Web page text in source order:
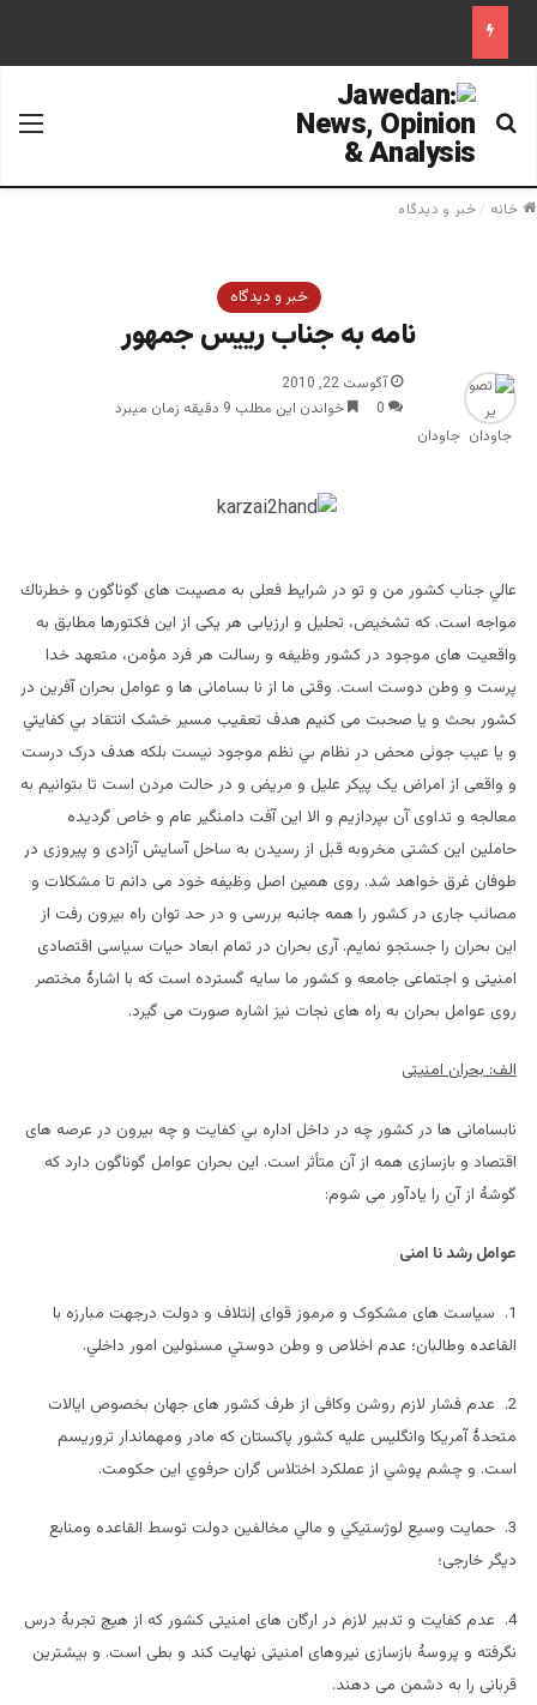
جستجو برای
خانه /خبر و دیدگاه
خبر و دیدگاه
نامه به جناب رييس جمهور
جاودان
آگوست 22, 2010
0
خواندن این مطلب 9 دقیقه زمان میبرد
عالي جناب کشور من و تو در شرایط فعلی به مصیبت های گوناگون و خطرناك
مواجه است. که تشخیص، تحلیل و ارزیابی هر یکی از این فکتورها مطابق به
واقعیت های موجود در کشور وظیفه و رسالت هر فرد مؤمن، متعهد خدا
پرست و وطن دوست است. وقتی ما از نا بسامانی ها و عوامل بحران آفرین در
کشور بحث و یا صحبت می کنیم هدف تعقیب مسیر خشک انتقاد بي كفايتي
و یا عیب جوئی محض در نظام بي نظم موجود نیست بلکه هدف درک درست
و واقعی از امراض یک پیکر علیل و مریض و در حالت مردن است تا بتوانیم به
معالجه و تداوی آن بپردازیم و الا این آفت دامنگیر عام و خاص گردیده
حاملین این کشتی مخروبه قبل از رسیدن به ساحل آسایش آزادی و پیروزی در
طوفان غرق خواهد شد. روی همین اصل وظيفه خود می دانم تا مشکلات و
مصائب جاری در کشور را همه جانبه بررسی و در حد توان راه بیرون رفت از
این بحران را جستجو نمایم. آری بحران در تمام ابعاد حیات سیاسی اقتصادی
امنیتی و اجتماعی جامعه و کشور ما سایه گسترده است که با اشارۀ مختصر
روی عوامل بحران به راه های نجات نیز اشاره صورت می گیرد.
الف: بحران امنیتی
نابسامانی ها در کشور چه در داخل اداره بي كفايت و چه بیرون در عرصه های
اقتصاد و بازسازی همه از آن متأثر است. این بحران عوامل گوناگون دارد که
گوشۀ از آن را یادآور می شوم:
عوامل رشد نا امنی
1. سیاست های مشکوک و مرموز قوای إئتلاف و دولت درجهت مبارزه با
القاعده وطالبان؛ عدم اخلاص و وطن دوستي مسئولين امور داخلي.
2. عدم فشار لازم روشن وکافی از طرف کشور های جهان بخصوص ایالات
متحدۀ آمریکا وانگلیس علیه کشور پاكستان كه مادر ومهماندار تروریسم
است. و چشم پوشي از عملكرد اختلاس گران حرفوي اين حكومت.
3. حمايت وسیع لوژستيكي و مالي مخالفين دولت توسط القاعده ومنابع
ديگر خارجی؛
4. عدم کفایت و تدبیر لازم در ارگان های امنیتی کشور که از هیچ تجربۀ درس
نگرفته و پروسۀ بازسازی نیروهای امنیتی نهایت کند و بطی است. و بیشترین
قربانی را به دشمن می دهند.